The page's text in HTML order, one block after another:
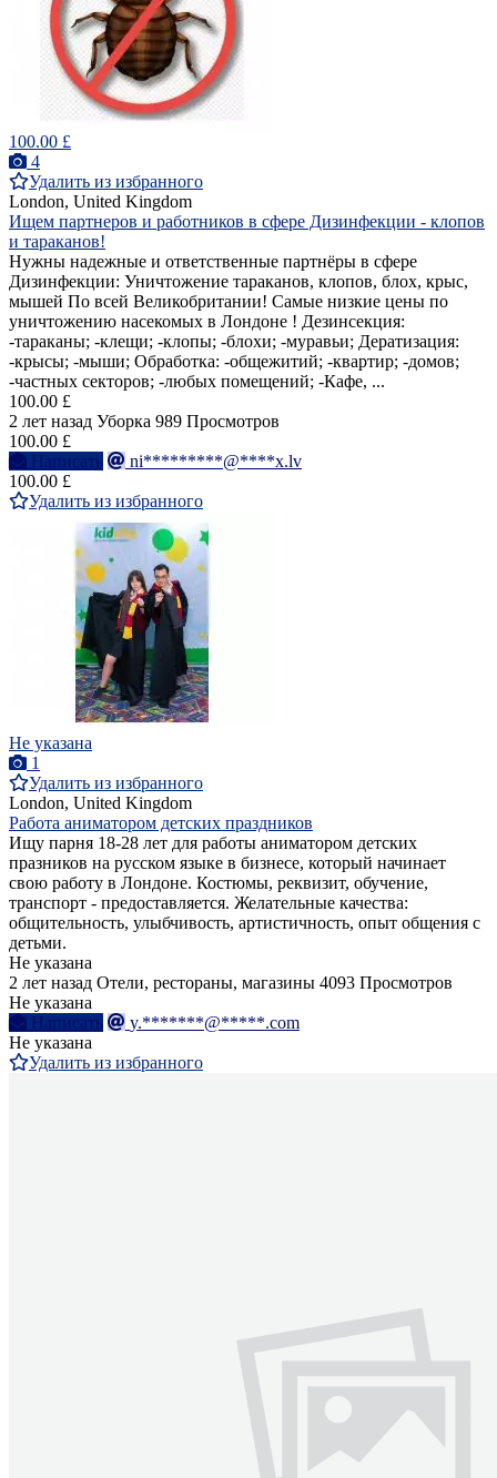
100.00 £
4
Удалить из избранного
London, United Kingdom
Ищем партнеров и работников в сфере Дизинфекции - клопов
и тараканов!
Нужны надежные и ответственные партнёры в сфере
Дизинфекции: Уничтожение тараканов, клопов, блох, крыс,
мышей По всей Великобритании! Самые низкие цены по
уничтожению насекомых в Лондоне ! Дезинсекция:
-тараканы; -клещи; -клопы; -блохи; -муравьи; Дератизация:
-крысы; -мыши; Обработка: -общежитий; -квартир; -домов;
-частных секторов; -любых помещений; -Кафе, ...
100.00 £
2 лет назад Уборка 989 Просмотров
100.00 £
Написать
ni*********@****x.lv
100.00 £
Удалить из избранного
Не указана
1
Удалить из избранного
London, United Kingdom
Работа аниматором детских праздников
Ищу парня 18-28 лет для работы аниматором детских
празников на русском языке в бизнесе, который начинает
свою работу в Лондоне. Костюмы, реквизит, обучение,
транспорт - предоставляется. Желательные качества:
общительность, улыбчивость, артистичность, опыт общения с
детьми.
Не указана
2 лет назад Отели, рестораны, магазины 4093 Просмотров
Не указана
Написать
y.*******@*****.com
Не указана
Удалить из избранного